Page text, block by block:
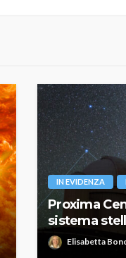
IN EVIDENZA
Proxima
sistema
Elisabetta